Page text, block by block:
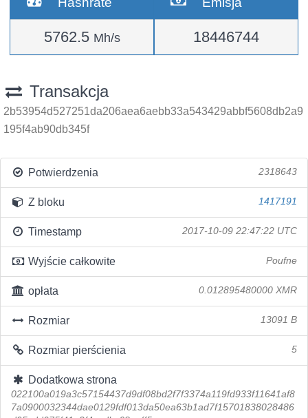
5762.5 Mh/s 18446744
Transakcja
2b53954d527251da206aea6aebb33a543429abbf5608db2a9
195f4ab90db345f
Potwierdzenia 2318643
Z bloku 1417191
Timestamp 2017-10-09 22:47:22 UTC
Wyjście całkowite Poufne
opłata 0.012895480000 XMR
Rozmiar 13091 B
Rozmiar pierścienia 5
Dodatkowa strona
022100a019a3c57154437d9df08bd2f7f3374a119fd933f11641af8
7a0900032344dae0129fdf013da50ea63b1ad7f15701838028486